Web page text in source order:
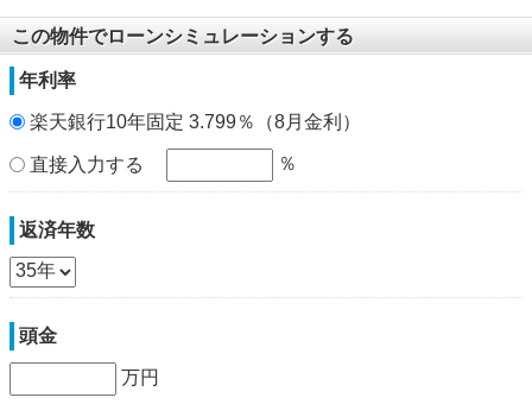
この物件でローンシミュレーションする
年利率
楽天銀行10年固定 3.799％（8月金利）
直接入力する ％
返済年数
頭金
万円